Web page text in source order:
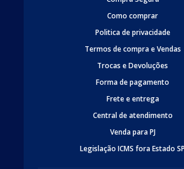
Como comprar
Politica de privacidade
Termos de compra e Vendas
Trocas e Devoluções
Forma de pagamento
Frete e entrega
Central de atendimento
Venda para PJ
Legislação ICMS fora Estado SP